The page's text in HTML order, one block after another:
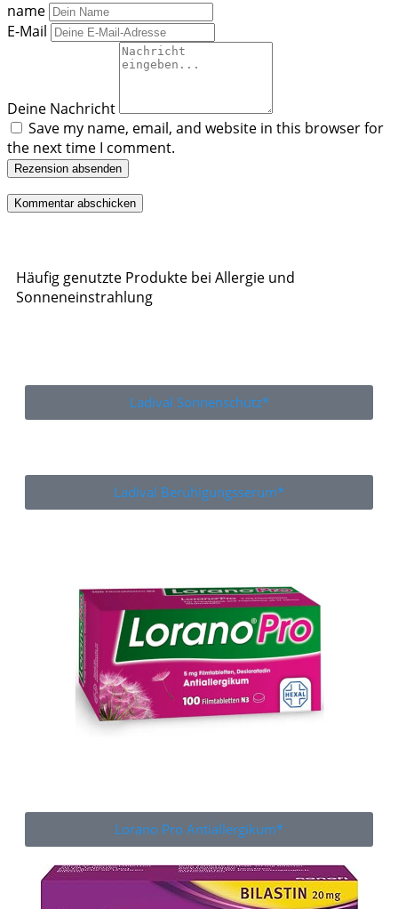
name
E-Mail
Deine Nachricht
Save my name, email, and website in this browser for
the next time I comment.
Rezension absenden
Häufig genutzte Produkte bei Allergie und
Sonneneinstrahlung
Ladival Sonnenschutz*
Ladival Beruhigungsserum*
Lorano Pro Antiallergikum*